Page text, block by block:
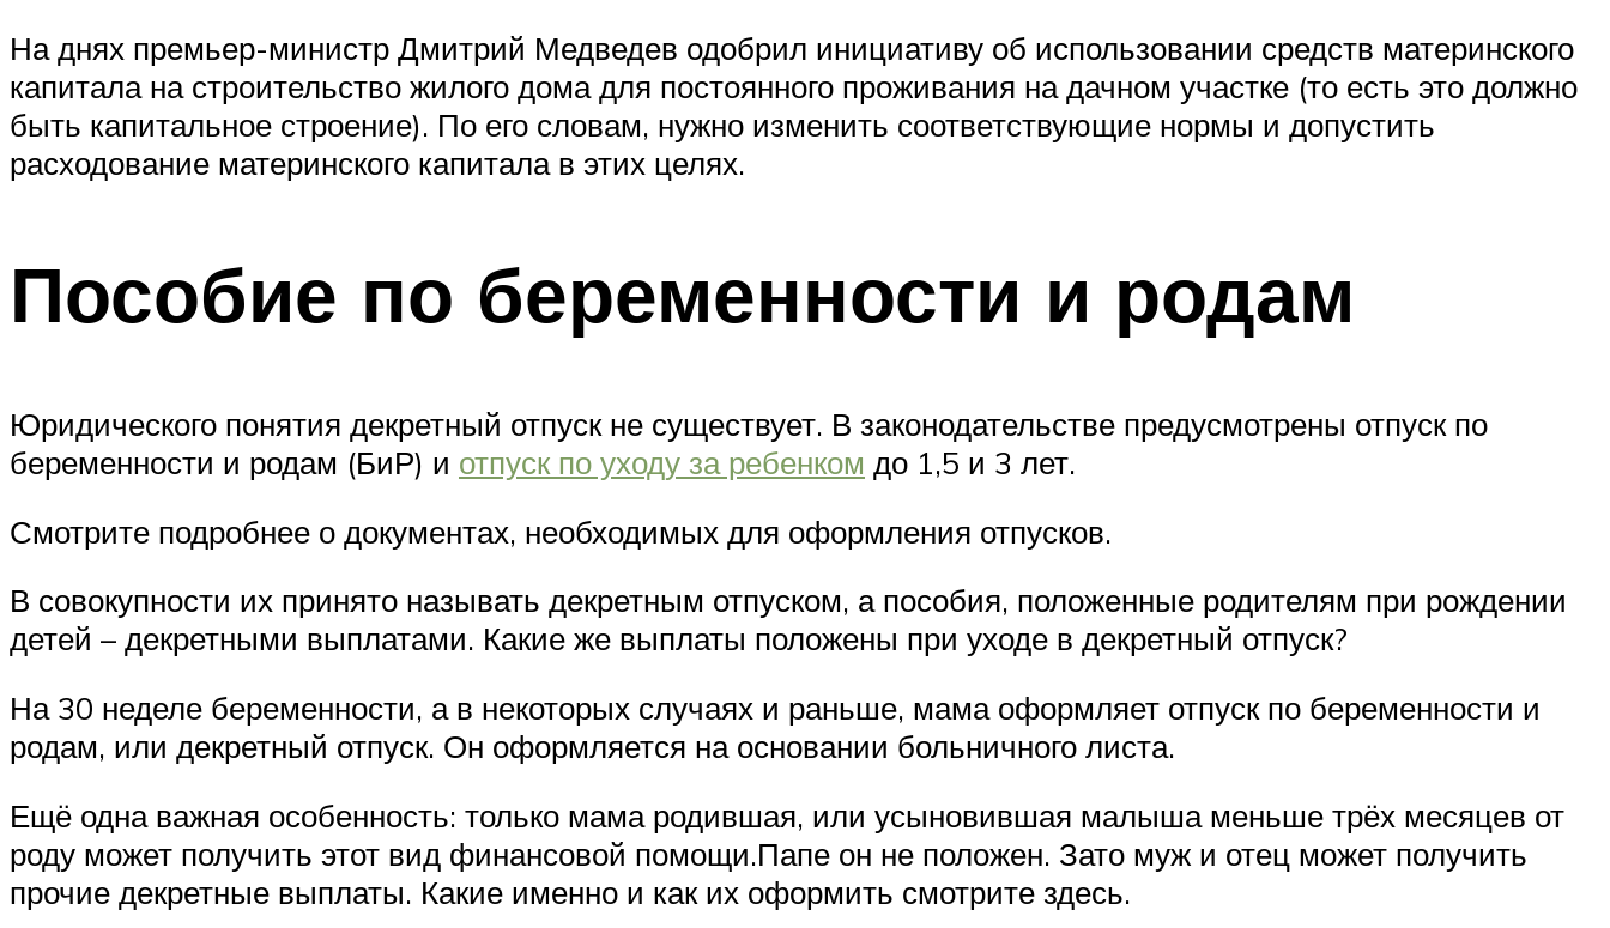
На днях премьер-министр Дмитрий Медведев одобрил инициативу об использовании средств материнского
капитала на строительство жилого дома для постоянного проживания на дачном участке (то есть это должно
быть капитальное строение). По его словам, нужно изменить соответствующие нормы и допустить
расходование материнского капитала в этих целях.
Пособие по беременности и родам
Юридического понятия декретный отпуск не существует. В законодательстве предусмотрены отпуск по
беременности и родам (БиР) и отпуск по уходу за ребенком до 1,5 и 3 лет.
Смотрите подробнее о документах, необходимых для оформления отпусков.
В совокупности их принято называть декретным отпуском, а пособия, положенные родителям при рождении
детей – декретными выплатами. Какие же выплаты положены при уходе в декретный отпуск?
На 30 неделе беременности, а в некоторых случаях и раньше, мама оформляет отпуск по беременности и
родам, или декретный отпуск. Он оформляется на основании больничного листа.
Ещё одна важная особенность: только мама родившая, или усыновившая малыша меньше трёх месяцев от
роду может получить этот вид финансовой помощи.Папе он не положен. Зато муж и отец может получить
прочие декретные выплаты. Какие именно и как их оформить смотрите здесь.